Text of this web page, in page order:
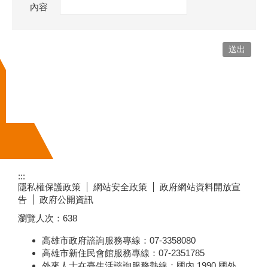
內容
:::
隱私權保護政策
網站安全政策
政府網站資料開放宣
告
政府公開資訊
瀏覽人次： 638
高雄市政府諮詢服務專線：07-3358080
高雄市新住民會館服務專線：07-2351785